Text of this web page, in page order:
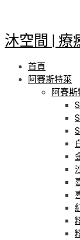
主
要
沐空間 | 療
首頁
阿賽斯特萊
阿賽